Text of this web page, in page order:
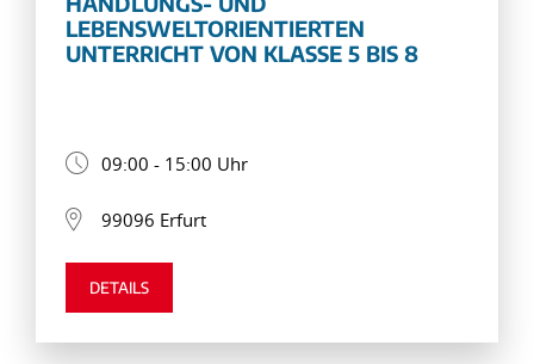
LEBENSWELTORIENTIERTEN
UNTERRICHT VON KLASSE 5 BIS 8
09:00 - 15:00 Uhr
99096 Erfurt
DETAILS